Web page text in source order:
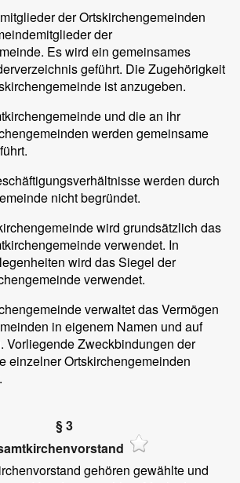
der Ortskirchengemeinden
der
Es wird ein gemeinsames
geführt. Die Zugehörigkeit
ist anzugeben.
und die an ihr
werden gemeinsame
werden durch
nicht begründet.
wird grundsätzlich das
verwendet. In
wird das Siegel der
verwendet.
verwaltet das Vermögen
in eigenem Namen und auf
Vorliegende Zweckbindungen der
einzelner Ortskirchengemeinden
§ 3
gehören gewählte und